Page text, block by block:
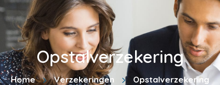
Opstalverzekering
Home Verzekeringen Opstalverzekering